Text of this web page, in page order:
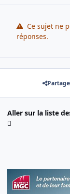
Ce sujet ne
réponses.
Aller sur la liste